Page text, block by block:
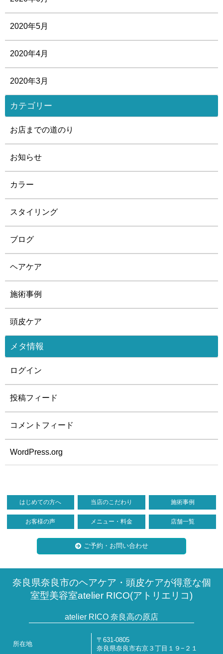
2020年5月
2020年4月
2020年3月
カテゴリー
お店までの道のり
お知らせ
カラー
スタイリング
ブログ
ヘアケア
施術事例
頭皮ケア
メタ情報
ログイン
投稿フィード
コメントフィード
WordPress.org
はじめての方へ 当店のこだわり 施術事例
お客様の声 メニュー・料金 店舗一覧
ご予約・お問い合わせ
奈良県奈良市のヘアケア・頭皮ケアが得意な個
室型美容室atelier RICO(アトリエリコ)
atelier RICO 奈良高の原店
所在地
〒631-0805
奈良県奈良市右京３丁目１９−２１